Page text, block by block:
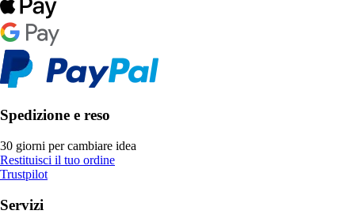
Spedizione e reso
30 giorni per cambiare idea
Restituisci il tuo ordine
Trustpilot
Servizi